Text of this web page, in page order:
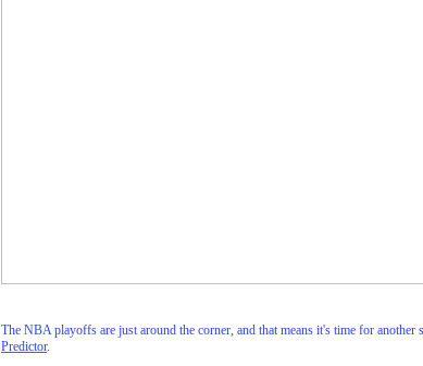
The NBA playoffs are just around the corner, and that means it's time for another
Predictor.